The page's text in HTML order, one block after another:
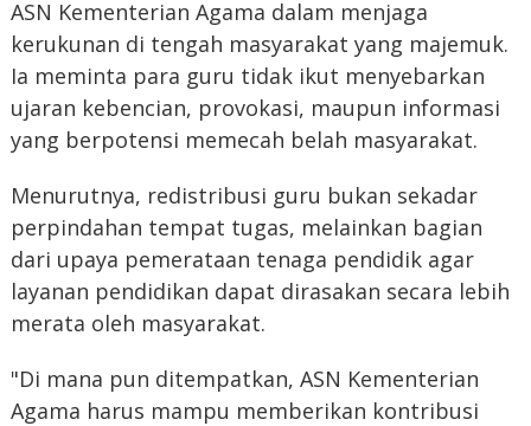
ASN Kementerian Agama dalam menjaga
kerukunan di tengah masyarakat yang majemuk.
Ia meminta para guru tidak ikut menyebarkan
ujaran kebencian, provokasi, maupun informasi
yang berpotensi memecah belah masyarakat.
Menurutnya, redistribusi guru bukan sekadar
perpindahan tempat tugas, melainkan bagian
dari upaya pemerataan tenaga pendidik agar
layanan pendidikan dapat dirasakan secara lebih
merata oleh masyarakat.
"Di mana pun ditempatkan, ASN Kementerian
Agama harus mampu memberikan kontribusi